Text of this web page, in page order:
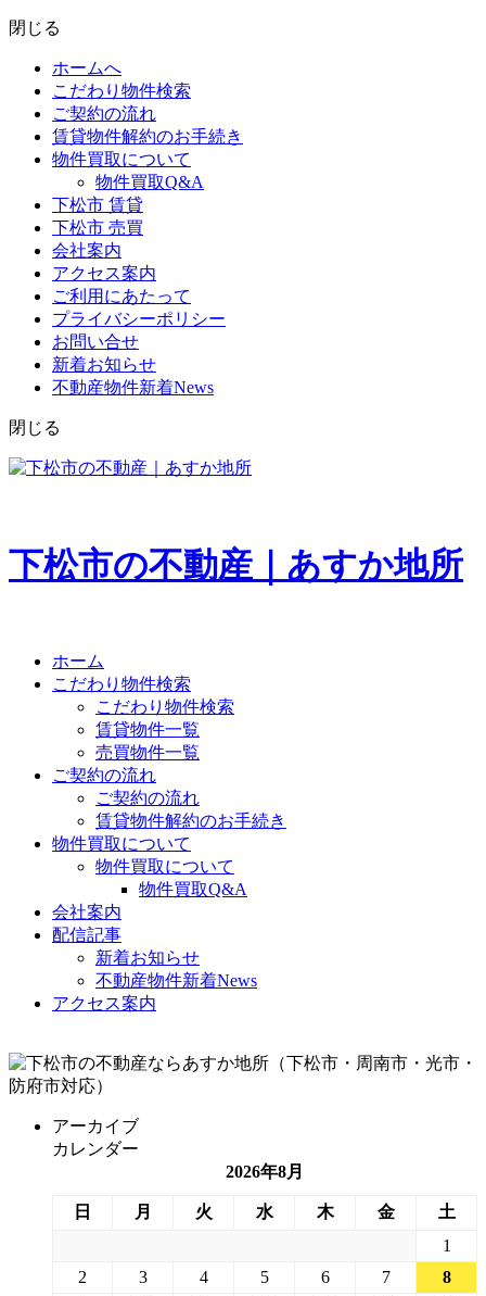
閉じる
ホームへ
こだわり物件検索
ご契約の流れ
賃貸物件解約のお手続き
物件買取について
物件買取Q&A
下松市 賃貸
下松市 売買
会社案内
アクセス案内
ご利用にあたって
プライバシーポリシー
お問い合せ
新着お知らせ
不動産物件新着News
閉じる
下松市の不動産｜あすか地所
ホーム
こだわり物件検索
こだわり物件検索
賃貸物件一覧
売買物件一覧
ご契約の流れ
ご契約の流れ
賃貸物件解約のお手続き
物件買取について
物件買取について
物件買取Q&A
会社案内
配信記事
新着お知らせ
不動産物件新着News
アクセス案内
アーカイブ
カレンダー
2026年8月
日 月 火 水 木 金 土
1
2
3 4 5 6 7
8